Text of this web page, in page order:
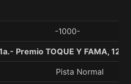
-1000-
Premio TOQUE Y FAMA,
Pista Normal